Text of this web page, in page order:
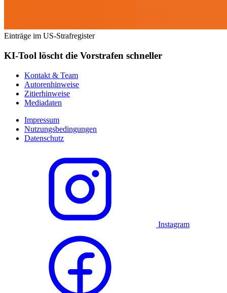
Einträge im US-Strafregister
KI-Tool löscht die Vorstrafen schneller
Kontakt & Team
Autorenhinweise
Zitierhinweise
Mediadaten
Impressum
Nutzungsbedingungen
Datenschutz
Instagram